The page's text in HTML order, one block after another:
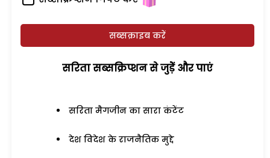
सब्सक्राइब करें
सरिता सब्सक्रिप्शन से जुड़ेें और पाएं
सरिता मैगजीन का सारा कंटेंट
देश विदेश के राजनैतिक मुद्दे